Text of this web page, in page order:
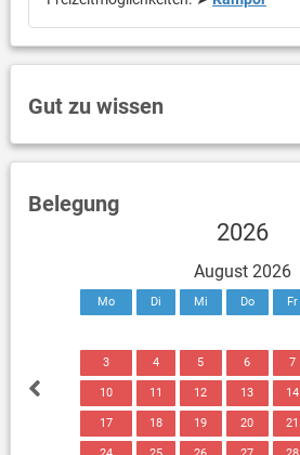
Gut zu wissen
Belegung
2026
August 2026
Mo Di Mi Do Fr
3 4 5 6 7
10 11 12 13 14
17 18 19 20 21